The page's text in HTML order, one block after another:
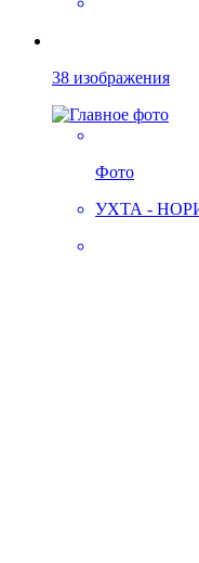
38 изображения
Фото
УХТА -